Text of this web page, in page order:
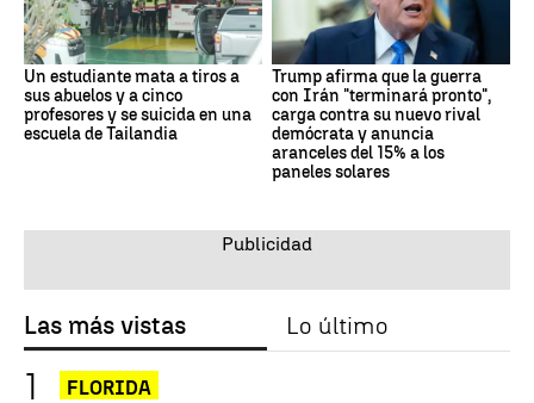
Un estudiante mata a tiros a
sus abuelos y a cinco
profesores y se suicida en una
escuela de Tailandia
Trump afirma que la guerra
con Irán "terminará pronto",
carga contra su nuevo rival
demócrata y anuncia
aranceles del 15% a los
paneles solares
Las más vistas Lo último
FLORIDA